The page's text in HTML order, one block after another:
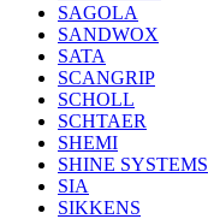
SAGOLA
SANDWOX
SATA
SCANGRIP
SCHOLL
SCHTAER
SHEMI
SHINE SYSTEMS
SIA
SIKKENS